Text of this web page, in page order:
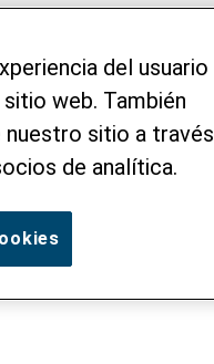
del usuario
web. También
sitio a través
de analítica.